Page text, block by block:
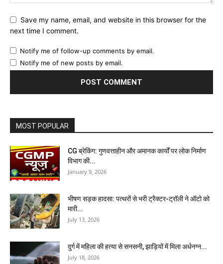
Save my name, email, and website in this browser for the
next time I comment.
Notify me of follow-up comments by email.
Notify me of new posts by email.
MOST POPULAR
CG ब्रेकिंग: गुणवत्ताहीन और अमानक कार्यों पर लोक निर्माण
विभाग की...
January 9, 2026
भीषण सड़क हादसा: पत्थरों से भरी ट्रैक्टर-ट्रॉली ने ऑटो को
मारी...
July 13, 2026
दुर्ग में महिला की हत्या से सनसनी, झाड़ियों में मिला अर्धनग्न...
July 18, 2026